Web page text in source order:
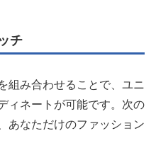
チ
組み合わせることで、ユニ
ィネートが可能です。次の
あなただけのファッション